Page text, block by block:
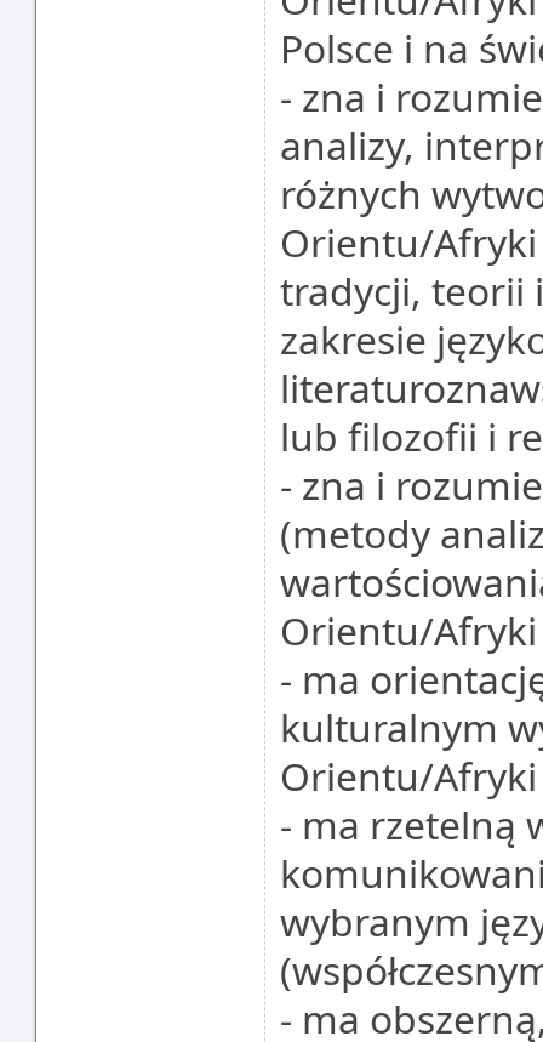
Polsce i na
- zna i
analizy,
różnych
Orientu/Afryki
tradycji, teorii
zakresie
lub filozofii i
- zna i
(metody
Orientu/Afryki
- ma
kulturalnym
Orientu/Afryki
- ma rzetelną
wybranym
- ma